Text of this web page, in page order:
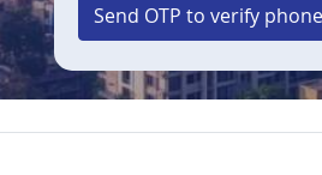
Send OTP to verify